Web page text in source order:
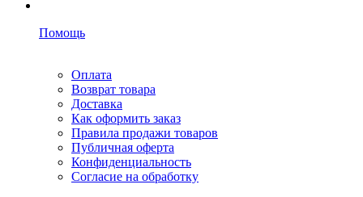
Помощь
Оплата
Возврат товара
Доставка
Как оформить заказ
Правила продажи товаров
Публичная оферта
Конфиденциальность
Согласие на обработку